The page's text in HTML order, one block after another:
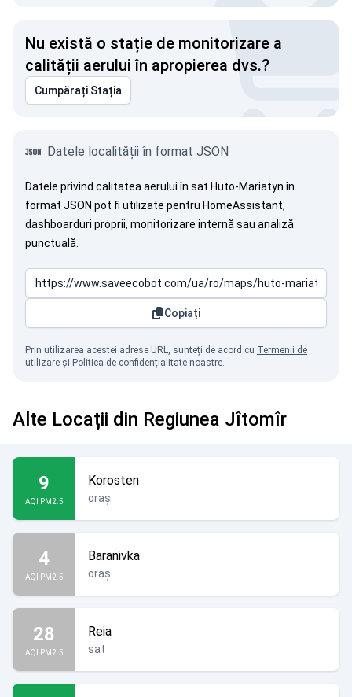
Nu există o stație de monitorizare a
calității aerului în apropierea dvs.?
Cumpărați Stația
Datele localității în format JSON
Datele privind calitatea aerului în sat Huto-Mariatyn în
format JSON pot fi utilizate pentru HomeAssistant,
dashboarduri proprii, monitorizare internă sau analiză
punctuală.
Copiați
Prin utilizarea acestei adrese URL, sunteți de acord cu Termenii de
utilizare și Politica de confidențialitate noastre.
Alte Locații din Regiunea Jîtomîr
9
AQI PM2.5
Korosten
oraș
4
AQI PM2.5
Baranivka
oraș
28
AQI PM2.5
Reia
sat